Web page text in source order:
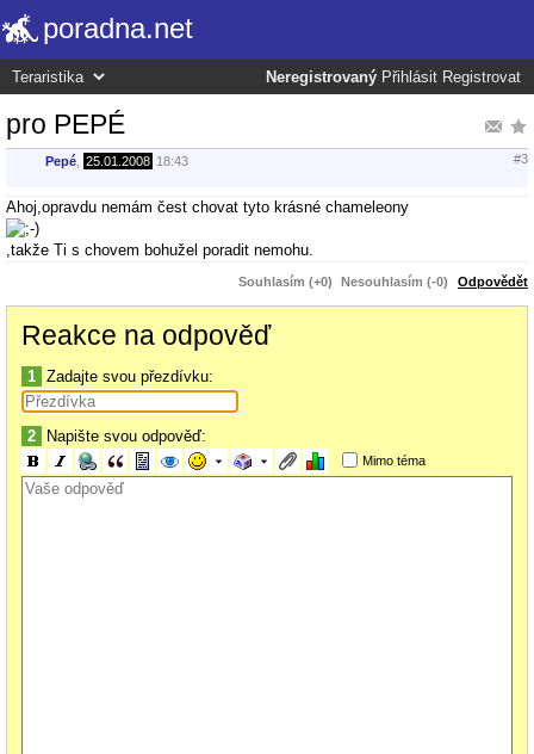
poradna.net
Neregistrovaný Přihlásit Registrovat
pro PEPÉ
Pepé 25.01.2008 18:43 #3
Ahoj,opravdu nemám čest chovat tyto krásné chameleony
,takže Ti s chovem bohužel poradit nemohu.
Souhlasím (+0) Nesouhlasím (-0) Odpovědět
Reakce na odpověď
1 Zadajte svou přezdívku:
2 Napište svou odpověď:
Mimo téma